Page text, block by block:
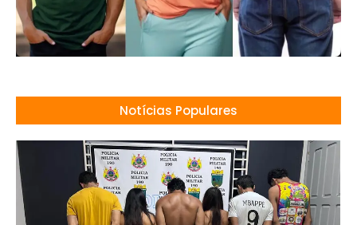
Notícias Populares